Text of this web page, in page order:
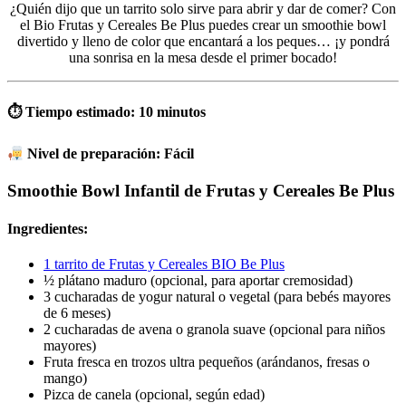
¿Quién dijo que un tarrito solo sirve para abrir y dar de comer? Con
el Bio Frutas y Cereales Be Plus puedes crear un smoothie bowl
divertido y lleno de color que encantará a los peques… ¡y pondrá
una sonrisa en la mesa desde el primer bocado!
⏱ Tiempo estimado: 10 minutos
Nivel de preparación: Fácil
Smoothie Bowl Infantil de Frutas y Cereales Be Plus
Ingredientes:
1 tarrito de Frutas y Cereales BIO Be Plus
½ plátano maduro (opcional, para aportar cremosidad)
3 cucharadas de yogur natural o vegetal (para bebés mayores
de 6 meses)
2 cucharadas de avena o granola suave (opcional para niños
mayores)
Fruta fresca en trozos ultra pequeños (arándanos, fresas o
mango)
Pizca de canela (opcional, según edad)